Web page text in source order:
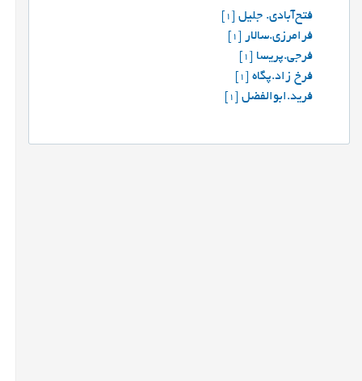
فتح‌آبادی. جلیل[1]
فرامرزی.سالار
فرجی.پریسا
فرخ زاد.پگاه[1]
فرید.ابوالفضل[1]